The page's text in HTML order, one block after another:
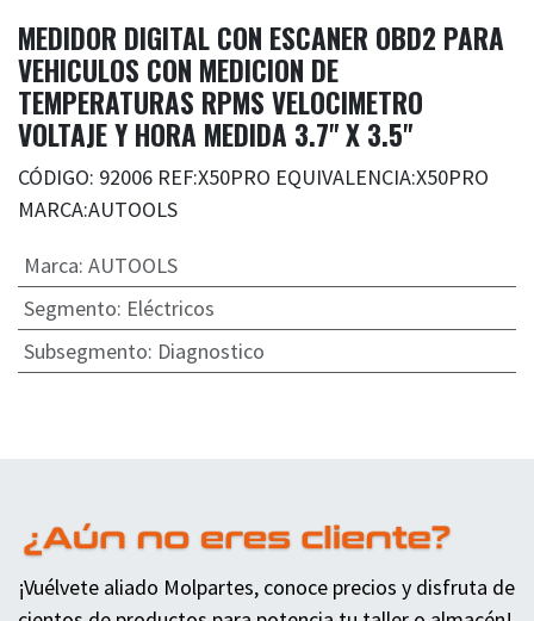
MEDIDOR DIGITAL CON ESCANER OBD2 PARA
VEHICULOS CON MEDICION DE
TEMPERATURAS RPMS VELOCIMETRO
VOLTAJE Y HORA MEDIDA 3.7" X 3.5"
CÓDIGO: 92006 REF:X50PRO EQUIVALENCIA:X50PRO
MARCA:AUTOOLS
Marca: AUTOOLS
Segmento: Eléctricos
Subsegmento: Diagnostico
¡Vuélvete aliado Molpartes, conoce precios y disfruta de